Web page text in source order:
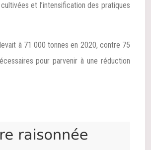
et l’intensification des pratiques
à 71 000 tonnes en 2020, contre 75
pour parvenir à une réduction